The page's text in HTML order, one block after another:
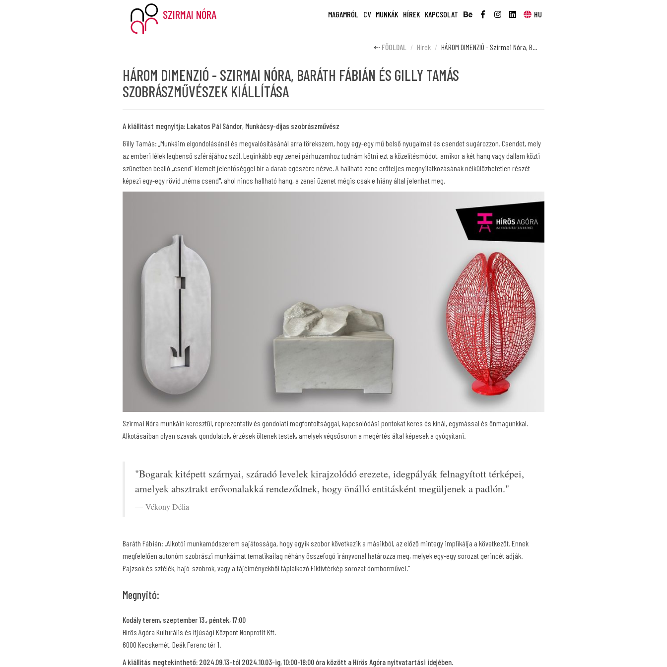
SZIRMAI NÓRA MAGAMRÓL CV MUNKÁK HÍREK KAPCSOLAT HU
FŐOLDAL Hírek HÁROM DIMENZIÓ - Szirmai Nóra, B...
HÁROM DIMENZIÓ - SZIRMAI NÓRA, BARÁTH FÁBIÁN ÉS GILLY TAMÁS
SZOBRÁSZMŰVÉSZEK KIÁLLÍTÁSA
A kiállítást megnyitja: Lakatos Pál Sándor, Munkácsy-díjas szobrászművész
Gilly Tamás: „Munkáim elgondolásánál és megvalósításánál arra törekszem, hogy egy-egy mű belső nyugalmat és csendet sugározzon. Csendet, mely
az emberi lélek legbenső szférájához szól. Leginkább egy zenei párhuzamhoz tudnám kötni ezt a közelítésmódot, amikor a két hang vagy dallam közti
szünetben beálló „csend" kiemelt jelentőséggel bír a darab egészére nézve. A hallható zene erőteljes megnyilatkozásának nélkülözhetetlen részét
képezi egy-egy rövid „néma csend", ahol nincs hallható hang, a zenei üzenet mégis csak e hiány által jelenhet meg.
Szirmai Nóra munkáin keresztül, reprezentatív és gondolati megfontoltsággal, kapcsolódási pontokat keres és kínál, egymással és önmagunkkal.
Alkotásaiban olyan szavak, gondolatok, érzések öltenek testek, amelyek végsősoron a megértés által képesek a gyógyítani.
"Bogarak kitépett szárnyai, száradó levelek kirajzolódó erezete, idegpályák felnagyított térképei,
amelyek absztrakt erővonalakká rendeződnek, hogy önálló entitásként megüljenek a padlón."
Vékony Délia
Baráth Fábián: „Alkotói munkamódszerem sajátossága, hogy egyik szobor következik a másikból, az előző mintegy implikálja a következőt. Ennek
megfelelően autonóm szobrászi munkáimat tematikailag néhány összefogó irányvonal határozza meg, melyek egy-egy sorozat gerincét adják.
Pajzsok és sztélék, hajó-szobrok, vagy a tájélményekből táplálkozó Fiktívtérkép sorozat domborművei."
Megnyitó:
Kodály terem, szeptember 13., péntek, 17:00
Hírös Agóra Kulturális és Ifjúsági Központ Nonprofit Kft.
6000 Kecskemét, Deák Ferenc tér 1.
A kiállítás megtekinthető: 2024.09.13-tól 2024.10.03-ig, 10:00-18:00 óra között a Hírös Agóra nyitvatartási idejében.